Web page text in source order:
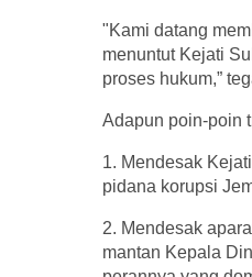
"Kami datang
menuntut Kejati
proses hukum,”
Adapun poin-poin
1. Mendesak
pidana korupsi
2. Mendesak
mantan Kepala